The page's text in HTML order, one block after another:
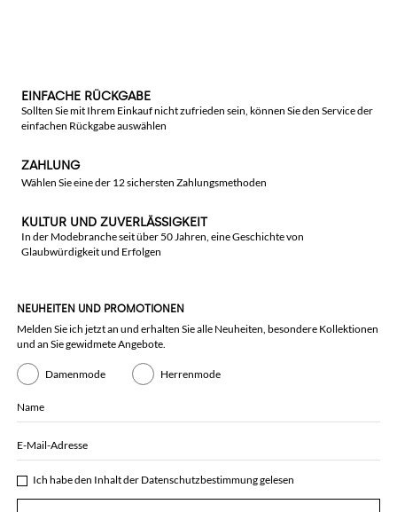
EINFACHE RÜCKGABE
Sollten Sie mit Ihrem Einkauf nicht zufrieden sein, können Sie den Service der
einfachen Rückgabe auswählen
ZAHLUNG
Wählen Sie eine der 12 sichersten Zahlungsmethoden
KULTUR UND ZUVERLÄSSIGKEIT
In der Modebranche seit über 50 Jahren, eine Geschichte von
Glaubwürdigkeit und Erfolgen
NEUHEITEN UND PROMOTIONEN
Melden Sie ich jetzt an und erhalten Sie alle Neuheiten, besondere Kollektionen
und an Sie gewidmete Angebote.
Damenmode Herrenmode
Name
E-Mail-Adresse
Ich habe den Inhalt der Datenschutzbestimmunggelesen